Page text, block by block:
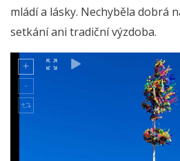
mládí a lásky. Nechyběla dobrá
setkání ani tradiční výzdoba.